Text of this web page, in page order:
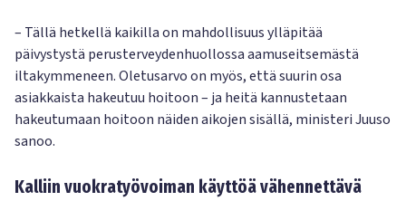
– Tällä hetkellä kaikilla on mahdollisuus ylläpitää
päivystystä perusterveydenhuollossa aamuseitsemästä
iltakymmeneen. Oletusarvo on myös, että suurin osa
asiakkaista hakeutuu hoitoon – ja heitä kannustetaan
hakeutumaan hoitoon näiden aikojen sisällä, ministeri Juuso
sanoo.
Kalliin vuokratyövoiman käyttöä vähennettävä